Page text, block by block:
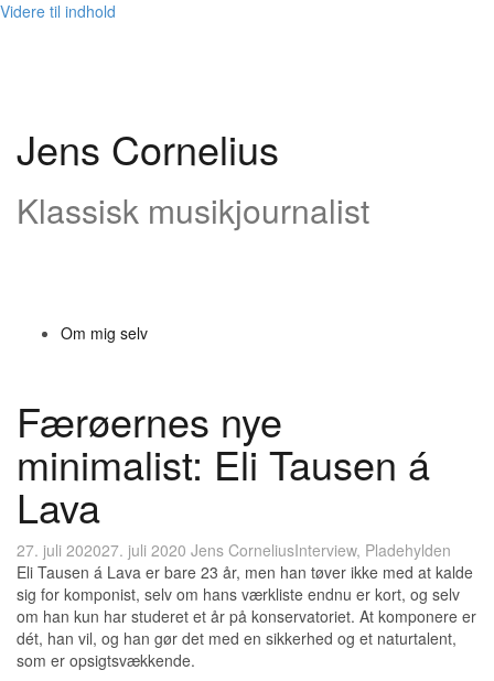
Videre til indhold
Jens Cornelius
Klassisk musikjournalist
Om mig selv
Færøernes nye
minimalist: Eli Tausen á
Lava
27. juli 202027. juli 2020 Jens CorneliusInterview, Pladehylden
Eli Tausen á Lava er bare 23 år, men han tøver ikke med at kalde
sig for komponist, selv om hans værkliste endnu er kort, og selv
om han kun har studeret et år på konservatoriet. At komponere er
dét, han vil, og han gør det med en sikkerhed og et naturtalent,
som er opsigtsvækkende.